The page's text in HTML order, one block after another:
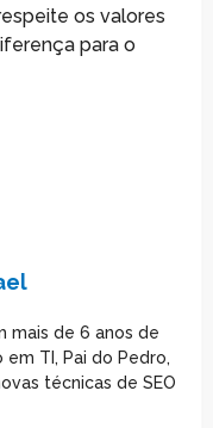
os valores
para o
mais de 6 anos de
TI, Pai do Pedro,
técnicas de SEO